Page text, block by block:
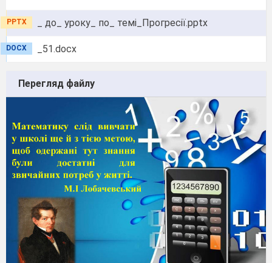
_ до_ уроку_ по_ темі_Прогресії.pptx
PPTX
_51.docx
DOCX
Перегляд файлу